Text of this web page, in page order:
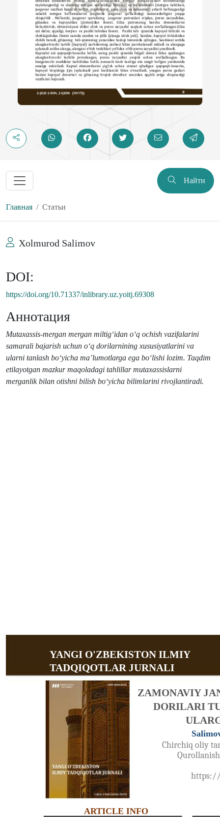
Найти
Главная Статьи
Xolmurod Salimov
DOI:
https://doi.org/10.71337/inlibrary.uz.yoitj.69308
Аннотация
Mutaxassis-mergan mergan miltig‘idan o‘q ochish vazifalarini
samarali bajarish uchun o‘q dorilarnining xususiyatlarini va
ularni tanlash bo‘yicha ma’lumotlarga ega bo‘lishi lozim. Taqdim
etilayotgan mazkur maqoladagi tahlillar mutaxassislarni
merganlik bilan otishni bilish bo‘yicha bilimlarini rivojlantiradi.
YANGI O'ZBEKISTON ILMIY
TADQIQOTLAR JURNALI
ZAMONAVIY
DORILARI
Chirchiq oliy
https://
ARTICLE INFO